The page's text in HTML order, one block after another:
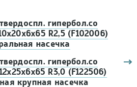
гипербол.со
R2,5 (F102006)
насечка
гипербол.со
R3,0 (F122506)
крупная насечка